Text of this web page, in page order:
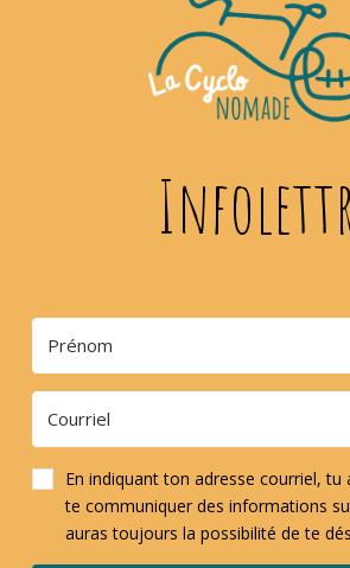
En indiquant ton adresse courriel, tu
te communiquer des informations
auras toujours la possibilité de te